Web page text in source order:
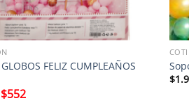
FELIZ CUMPLEAÑOS
$552
$